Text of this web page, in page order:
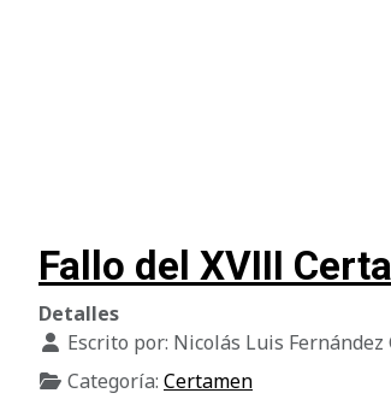
Fallo del XVIII
Detalles
Escrito por: Nicolás Luis Fernández
Categoría: Certamen